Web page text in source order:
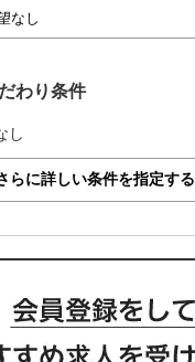
わり条件
し
らに詳しい条件を指定する